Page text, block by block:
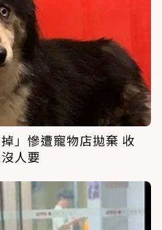
」慘遭寵物店拋棄 收
人要